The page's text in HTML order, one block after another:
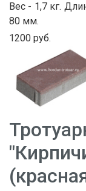
Вес - 1,7 кг.
80 мм.
1200 руб.